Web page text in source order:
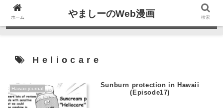
Heliocare
Hawaii journal
Sunburn protection in Hawaii
(Episode17)
ホーム やましーのWeb漫画 検索